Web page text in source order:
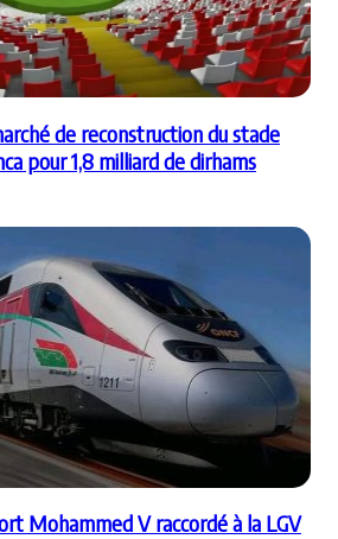
de reconstruction du stade
pour 1,8 milliard de dirhams
Mohammed V raccordé à la LGV